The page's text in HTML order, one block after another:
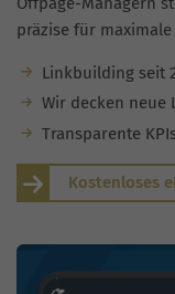
präzise für
Linkbuilding seit
Wir decken neue
Transparente
Kostenloses